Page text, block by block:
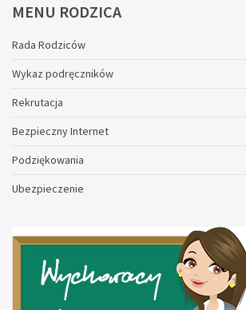
MENU RODZICA
Rada Rodziców
Wykaz podręczników
Rekrutacja
Bezpieczny Internet
Podziękowania
Ubezpieczenie